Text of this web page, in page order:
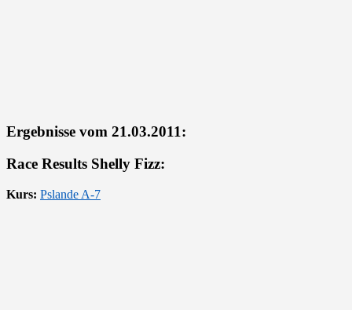
Ergebnisse vom 21.03.2011:
Race Results Shelly Fizz:
Kurs: Pslande A-7